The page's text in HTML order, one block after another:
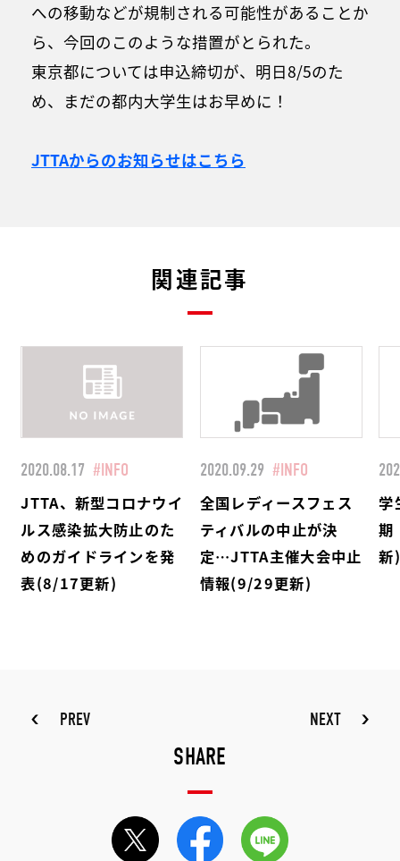
への移動などが規制される可能性があることか
ら、今回のこのような措置がとられた。
東京都については申込締切が、明日8/5のた
め、まだの都内大学生はお早めに！
JTTAからのお知らせはこちら
関連記事
2020.08.17 #INFO
JTTA、新型コロナウイ
ルス感染拡大防止のた
めのガイドラインを発
表(8/17更新)
2020.09.29 #INFO
全国レディースフェス
ティバルの中止が決
定…JTTA主催大会中止
情報(9/29更新)
学
期
新)
PREV NEXT
SHARE